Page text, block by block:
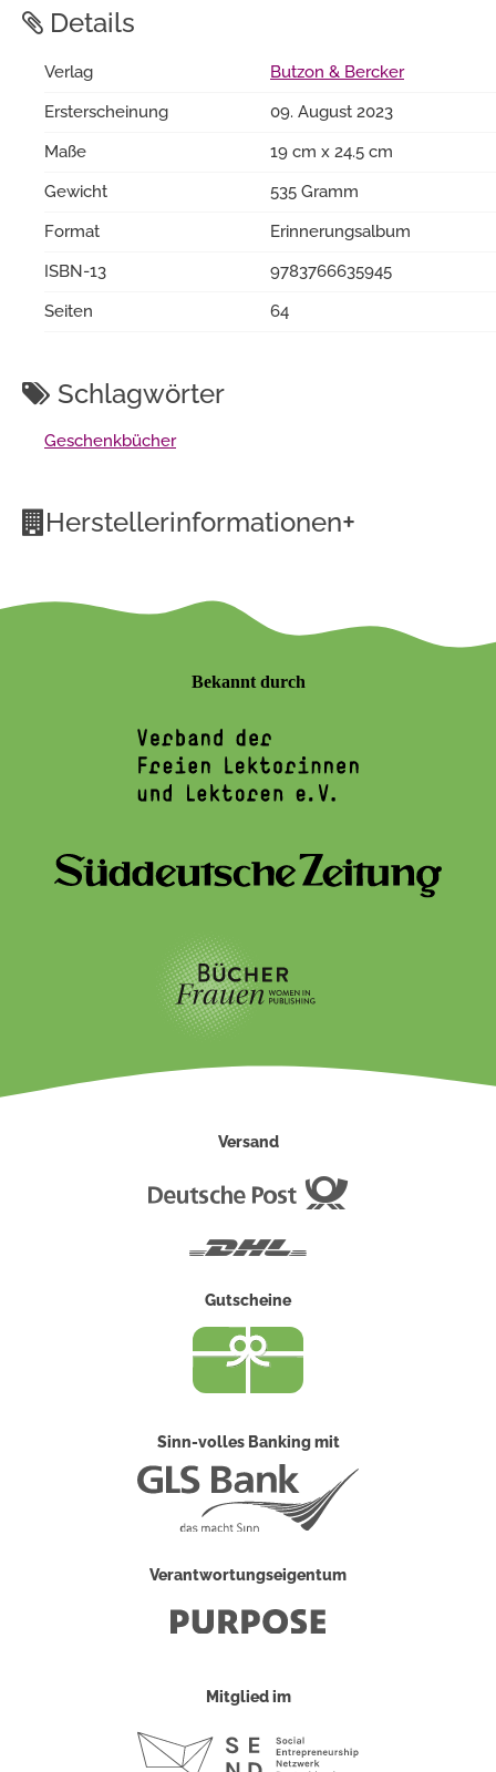
Details
Verlag
Butzon & Bercker
Ersterscheinung
09. August 2023
Maße
19 cm x 24.5 cm
Gewicht
535 Gramm
Format
Erinnerungsalbum
ISBN-13
9783766635945
Seiten
64
Schlagwörter
Geschenkbücher
Herstellerinformationen+
Bekannt durch
Versand
Gutscheine
Sinn-volles Banking mit
Verantwortungseigentum
Mitglied im